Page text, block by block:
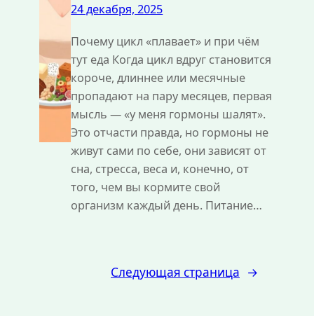
24 декабря, 2025
Почему цикл «плавает» и при чём
тут еда Когда цикл вдруг становится
короче, длиннее или месячные
пропадают на пару месяцев, первая
мысль — «у меня гормоны шалят».
Это отчасти правда, но гормоны не
живут сами по себе, они зависят от
сна, стресса, веса и, конечно, от
того, чем вы кормите свой
организм каждый день. Питание…
Следующая страница →